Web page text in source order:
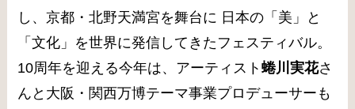
し、京都・北野天満宮を舞台に 日本の「美」と
「文化」を世界に発信してきたフェスティバル。
10周年を迎える今年は、アーティスト蜷川実花さ
んと大阪・関西万博テーマ事業プロデューサーも